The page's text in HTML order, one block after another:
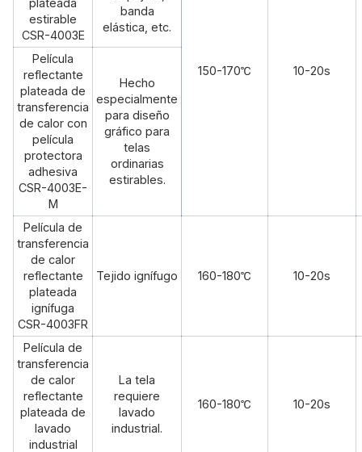
estirable
CSR-4003E
banda
elástica, etc.
150-170℃ 10-20s
Película
reflectante
plateada de
transferencia
de calor con
película
protectora
adhesiva
CSR-4003E-
M
Hecho
especialmente
para diseño
gráfico para
telas
ordinarias
estirables.
Película de
transferencia
de calor
reflectante
plateada
ignífuga
CSR-4003FR
Tejido ignífugo 160-180℃ 10-20s
Película de
transferencia
de calor
reflectante
plateada de
lavado
industrial
La tela
requiere
lavado
industrial.
160-180℃ 10-20s